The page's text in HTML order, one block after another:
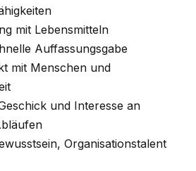
mit Lebensmitteln
Auffassungsgabe
mit Menschen und
und Interesse an
Organisationstalent